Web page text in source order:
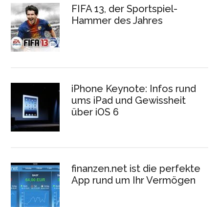
FIFA 13, der Sportspiel-
Hammer des Jahres
iPhone Keynote: Infos rund
ums iPad und Gewissheit
über iOS 6
finanzen.net ist die perfekte
App rund um Ihr Vermögen